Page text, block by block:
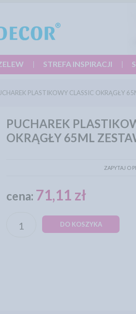
STREFA INSPIRACJI
PLASTIKOWY CLASSIC OKRĄGŁY
PUCHAREK
OKRĄGŁY 65ML
ZAPYTAJ O
cena: 71,11 zł
DO KOSZYKA